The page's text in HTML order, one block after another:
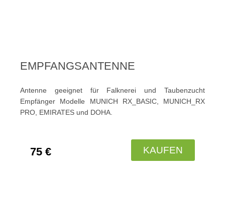
EMPFANGSANTENNE
Antenne geeignet für Falknerei und Taubenzucht
Empfänger Modelle MUNICH RX_BASIC, MUNICH_RX
PRO, EMIRATES und DOHA.
75 € KAUFEN